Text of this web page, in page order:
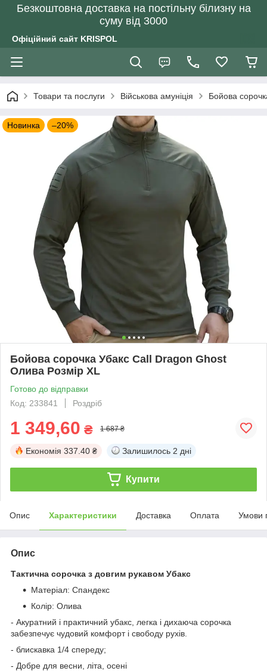
Безкоштовна доставка на постільну білизну на
суму від 3000
Офіційний сайт KRISPOL
Товари та послуги Військова амуніція Бойова
Новинка –20%
Бойова сорочка Убакс Call Dragon Ghost
Олива Розмір XL
Готово до відправки
Код: 233841
Роздріб
1 349,60 ₴ 1 687 ₴
Економія 337.40 ₴ Залишилось 2 дні
Купити
Опис Характеристики Доставка Оплата Умови
Опис
Тактична сорочка з довгим рукавом Убакс
Матеріал: Спандекс
Колір: Олива
- Акуратний і практичний убакс, легка і дихаюча сорочка
забезпечує чудовий комфорт і свободу рухів.
- блискавка 1/4 спереду;
- Добре для весни, літа, осені